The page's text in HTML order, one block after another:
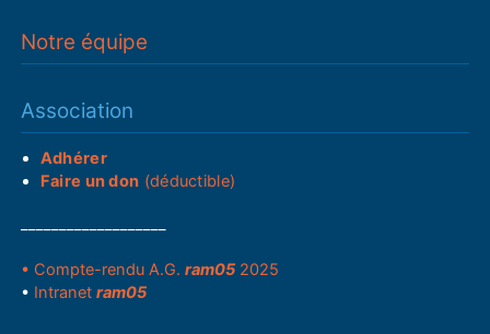
Notre équipe
Association
Adhérer
Faire un don (déductible)
• Compte-rendu A.G.ram05 2025
• Intranetram05